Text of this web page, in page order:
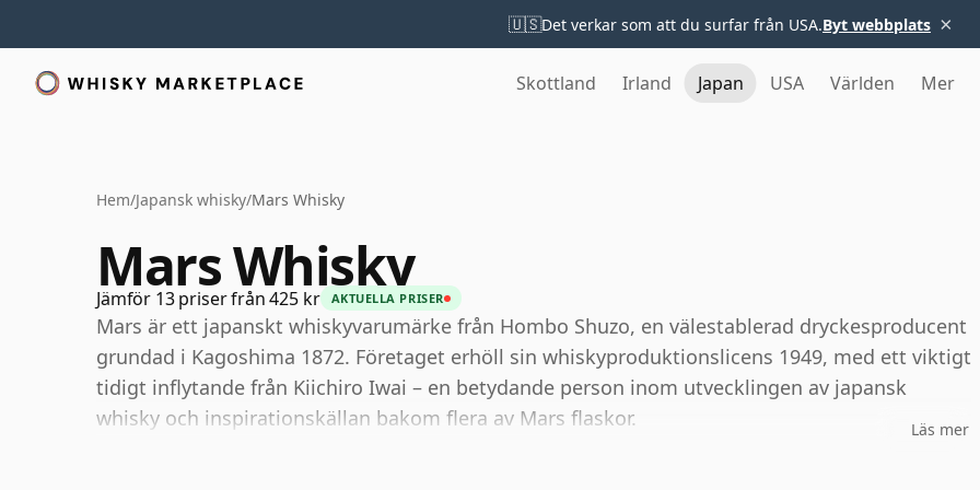
🇺🇸Det verkar som att du surfar från USA.Byt webbplats ×
Skottland Irland Japan USA Världen Mer
Hem/Japansk whisky/Mars Whisky
Mars Whisky
Jämför 13 priser från 425 kr AKTUELLA PRISER
Mars är ett japanskt whiskyvarumärke från Hombo Shuzo, en välestablerad dryckesproducent
grundad i Kagoshima 1872. Företaget erhöll sin whiskyproduktionslicens 1949, med ett viktigt
tidigt inflytande från Kiichiro Iwai – en betydande person inom utvecklingen av japansk
whisky och inspirationskällan bakom flera av Mars flaskor.
Läs mer